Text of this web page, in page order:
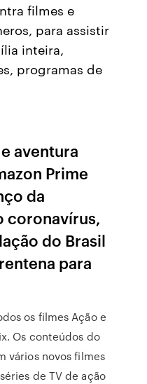
filmes e
para assistir
inteira,
programas de
aventura
Prime
da
coronavírus,
do Brasil
para
os filmes Ação e
Os conteúdos do
vários novos filmes
de TV de ação